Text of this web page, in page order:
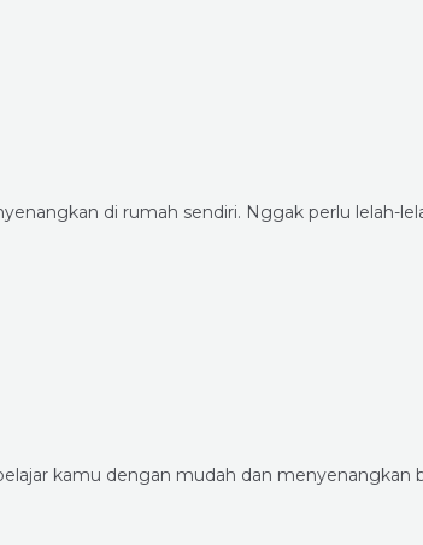
di rumah sendiri. Nggak perlu lelah-
kamu dengan mudah dan menyenangkan